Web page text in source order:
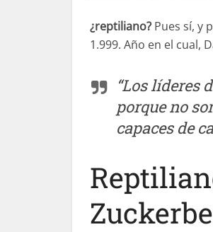
¿reptiliano? Pues sí, y
1.999. Año en el cual,
“Los líderes
porque no
capaces de